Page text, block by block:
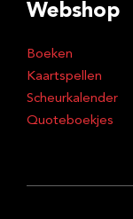
Webshop
Boeken
Kaartspellen
Scheurkalender
Quoteboekjes